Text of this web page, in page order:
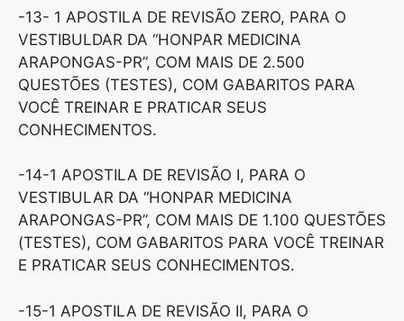
-13- 1 APOSTILA DE REVISÃO ZERO, PARA O
VESTIBULDAR DA “HONPAR MEDICINA
ARAPONGAS-PR”, COM MAIS DE 2.500
QUESTÕES (TESTES), COM GABARITOS PARA
VOCÊ TREINAR E PRATICAR SEUS
CONHECIMENTOS.
-14-1 APOSTILA DE REVISÃO I, PARA O
VESTIBULAR DA “HONPAR MEDICINA
ARAPONGAS-PR”, COM MAIS DE 1.100 QUESTÕES
(TESTES), COM GABARITOS PARA VOCÊ TREINAR
E PRATICAR SEUS CONHECIMENTOS.
-15-1 APOSTILA DE REVISÃO II, PARA O